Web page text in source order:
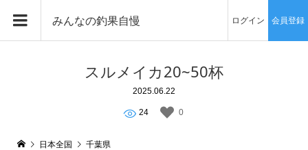
みんなの釣果自慢 ログイン 会員登録
スルメイカ20~50杯
2025.06.22
24 0
日本全国 千葉県